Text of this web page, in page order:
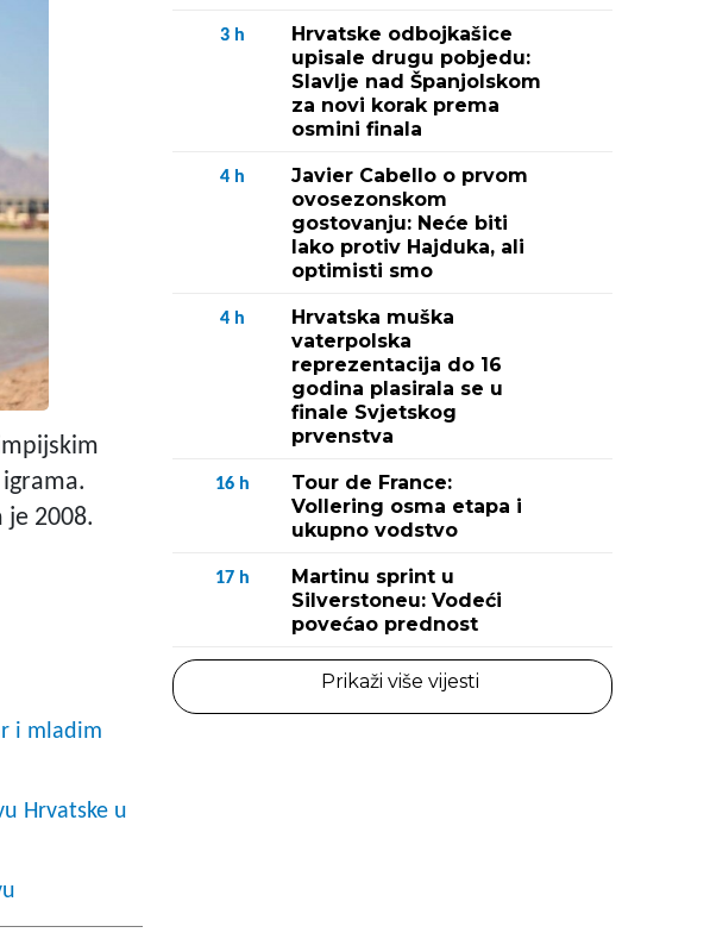
2008.
i mladim
Hrvatske u
3 h
Hrvatske odbojkašice
upisale drugu pobjedu:
Slavlje nad Španjolskom
za novi korak prema
osmini finala
4 h
Javier Cabello o prvom
ovosezonskom
gostovanju: Neće biti
lako protiv Hajduka, ali
optimisti smo
4 h
Hrvatska muška
vaterpolska
reprezentacija do 16
godina plasirala se u
finale Svjetskog
prvenstva
16 h
Tour de France:
Vollering osma etapa i
ukupno vodstvo
17 h
Martinu sprint u
Silverstoneu: Vodeći
povećao prednost
Prikaži više vijesti